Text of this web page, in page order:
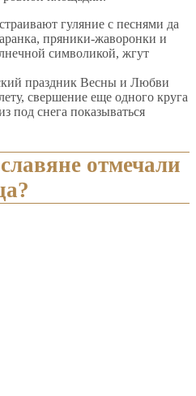
гуляние с песнями да
пряники-жаворонки и
символикой, жгут
праздник Весны и Любви
свершение еще одного круга
под снега показываться
отмечали